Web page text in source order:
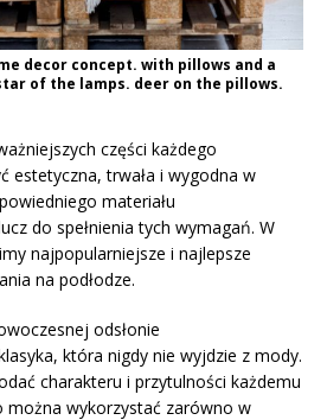
decor concept. with pillows and a
of the lamps. deer on the pillows.
części każdego
estetyczna, trwała i wygodna w
materiału
do spełnienia tych wymagań. W
najpopularniejsze i najlepsze
na podłodze.
odsłonie
która nigdy nie wyjdzie z mody.
charakteru i przytulności każdemu
można wykorzystać zarówno w